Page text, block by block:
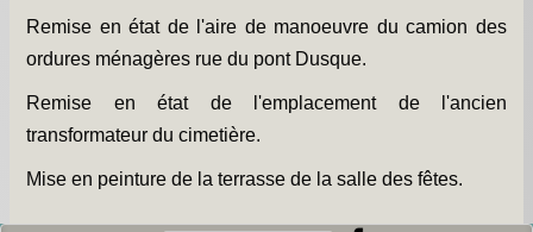
Blog Salle des Fêtes -
Comité des Fêtes -
Histoires -
Prieuré saint Dodon -
Remise en état de l'aire de manoeuvre du camion des
ordures ménagères rue du pont Dusque.
Remise en état de l'emplacement de l'ancien
transformateur du cimetière.
Mise en peinture de la terrasse de la salle des fêtes.